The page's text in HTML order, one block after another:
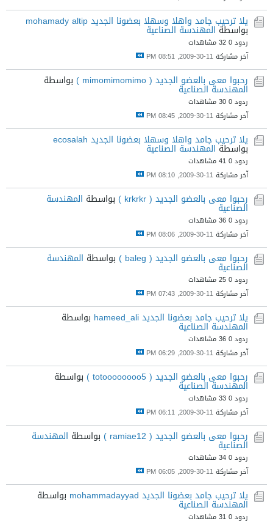
يلا ترحيب جامد واهلا وسهلا بعضونا الجديد mohamady altip
بواسطةالمهندسة الصناعية
ردود 0
32 مشاهدات
آخر مشاركة11-30-2009, 08:51 PM
رحبوا معى بالعضو الجديد ( mimomimomimo ) بواسطة
المهندسة الصناعية
ردود 0
30 مشاهدات
آخر مشاركة11-30-2009, 08:45 PM
يلا ترحيب جامد واهلا وسهلا بعضونا الجديد ecosalah
بواسطةالمهندسة الصناعية
ردود 0
41 مشاهدات
آخر مشاركة11-30-2009, 08:10 PM
رحبوا معى بالعضو الجديد ( krkrkr ) بواسطة المهندسة
الصناعية
ردود 0
36 مشاهدات
آخر مشاركة11-30-2009, 08:06 PM
رحبوا معى بالعضو الجديد ( baleg ) بواسطة المهندسة
الصناعية
ردود 0
25 مشاهدات
آخر مشاركة11-30-2009, 07:43 PM
يلا ترحيب جامد بعضونا الجديد hameed_ali بواسطة
المهندسة الصناعية
ردود 0
36 مشاهدات
آخر مشاركة11-30-2009, 06:29 PM
رحبوا معى بالعضو الجديد ( totoooooooo5 ) بواسطة
المهندسة الصناعية
ردود 0
33 مشاهدات
آخر مشاركة11-30-2009, 06:11 PM
رحبوا معى بالعضو الجديد ( ramiae12 ) بواسطة المهندسة
الصناعية
ردود 0
34 مشاهدات
آخر مشاركة11-30-2009, 06:05 PM
يلا ترحيب جامد بعضونا الجديد mohammadayyad بواسطة
المهندسة الصناعية
ردود 0
31 مشاهدات